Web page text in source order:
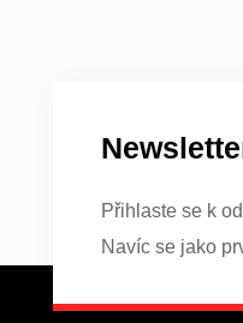
Přihlaste se k
Navíc se jako